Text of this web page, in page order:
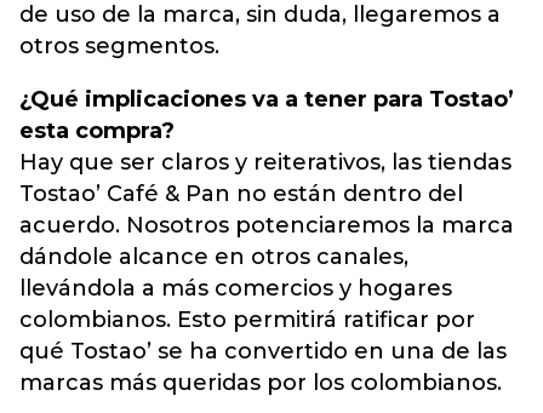
de uso de la marca, sin duda, llegaremos a
otros segmentos.
¿Qué implicaciones va a tener para Tostao’
esta compra?
Hay que ser claros y reiterativos, las tiendas
Tostao’ Café & Pan no están dentro del
acuerdo. Nosotros potenciaremos la marca
dándole alcance en otros canales,
llevándola a más comercios y hogares
colombianos. Esto permitirá ratificar por
qué Tostao’ se ha convertido en una de las
marcas más queridas por los colombianos.